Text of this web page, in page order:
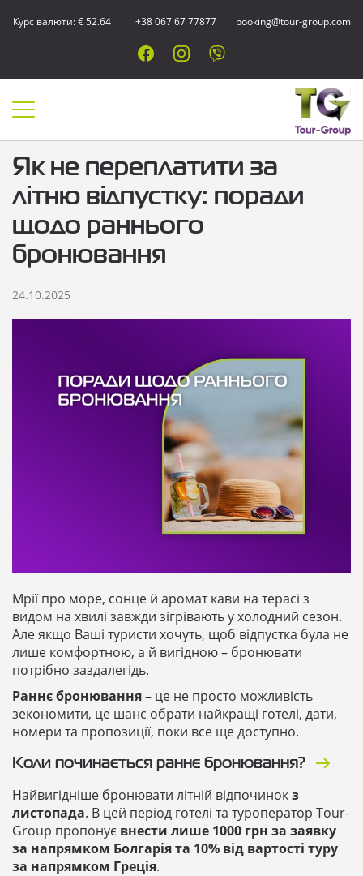
Курс валюти: € 52.64 +38 067 67 77877 booking@tour-group.com
Як не переплатити за
літню відпустку: поради
щодо раннього
бронювання
24.10.2025
Мрії про море, сонце й аромат кави на терасі з
видом на хвилі завжди зігрівають у холодний сезон.
Але якщо Ваші туристи хочуть, щоб відпустка була не
лише комфортною, а й вигідною – бронювати
потрібно заздалегідь.
Раннє бронювання– це не просто можливість
зекономити, це шанс обрати найкращі готелі, дати,
номери та пропозиції, поки все ще доступно.
Коли починається раннє бронювання?
Найвигідніше бронювати літній відпочинокз
листопада. В цей період готелі та туроператор Tour-
Group пропонує внести лише 1000 грн за заявку
за напрямком Болгарія та 10% від вартості туру
за напрямком Греція.